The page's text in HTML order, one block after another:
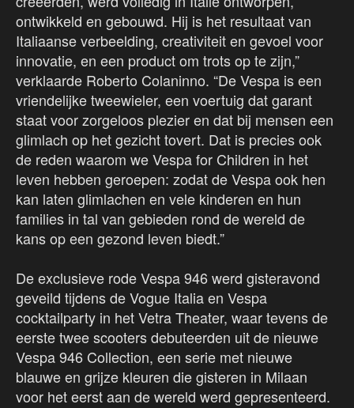
ontwikkeld en gebouwd. Hij is het resultaat van
Italiaanse verbeelding, creativiteit en gevoel voor
innovatie, en een product om trots op te zijn,”
verklaarde Roberto Colaninno. “De Vespa is een
vriendelijke tweewieler, een voertuig dat garant
staat voor zorgeloos plezier en dat bij mensen een
glimlach op het gezicht tovert. Dat is precies ook
de reden waarom we Vespa for Children in het
leven hebben geroepen: zodat de Vespa ook hen
kan laten glimlachen en vele kinderen en hun
families in tal van gebieden rond de wereld de
kans op een gezond leven biedt.”
De exclusieve rode Vespa 946 werd gisteravond
geveild tijdens de Vogue Italia en Vespa
cocktailparty in het Vetra Theater, waar tevens de
eerste twee scooters debuteerden uit de nieuwe
Vespa 946 Collection, een serie met nieuwe
blauwe en grijze kleuren die gisteren in Milaan
voor het eerst aan de wereld werd gepresenteerd.